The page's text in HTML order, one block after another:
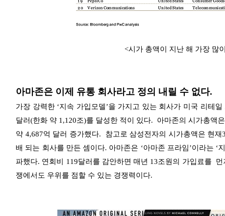
<시가 총액이 지난 해 가장 많
아마존은 이제 유통 회사라고 정의 내릴 수 없다.
가장 강력한 ‘지속 가입모델’을 가지고 있는 회사가 미국 리테
달러(한화 약 1,120조)를 달성한 적이 있다. 아마존의 시가총액
약 4,687억 달러 증가했다. 참고로 삼성전자의 시가총액은 현
배 되는 회사를 만든 셈이다. 아마존은 ‘아마존 프라임’이라는
파했다. 연회비 119달러를 감안하면 매년 13조원의 가입료를
쟁에서도 우위를 점할 수 있는 경쟁력이다.